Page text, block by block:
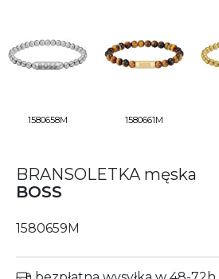
1580658M 1580661M
BRANSOLETKA męska
BOSS
1580659M